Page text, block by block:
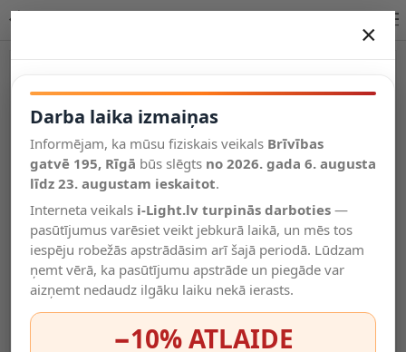
Salīdzināt
Vēlmju
saraksts
Valodas
×
Darba laika izmaiņas
Informējam, ka mūsu fiziskais veikals Brīvības
gatvē 195, Rīgā būs slēgts no 2026. gada 6. augusta
līdz 23. augustam ieskaitot.
Interneta veikals i-Light.lv turpinās darboties —
pasūtījumus varēsiet veikt jebkurā laikā, un mēs tos
iespēju robežās apstrādāsim arī šajā periodā. Lūdzam
ņemt vērā, ka pasūtījumu apstrāde un piegāde var
aizņemt nedaudz ilgāku laiku nekā ierasts.
−10% ATLAIDE